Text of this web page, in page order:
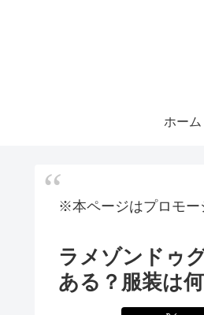
ホーム
※本ページはプロモー
ラメゾンドゥ
ある？服装は